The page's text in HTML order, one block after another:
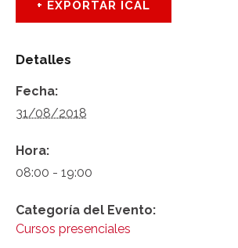
+ EXPORTAR ICAL
Detalles
Fecha:
31/08/2018
Hora:
08:00 - 19:00
Categoría del Evento:
Cursos presenciales